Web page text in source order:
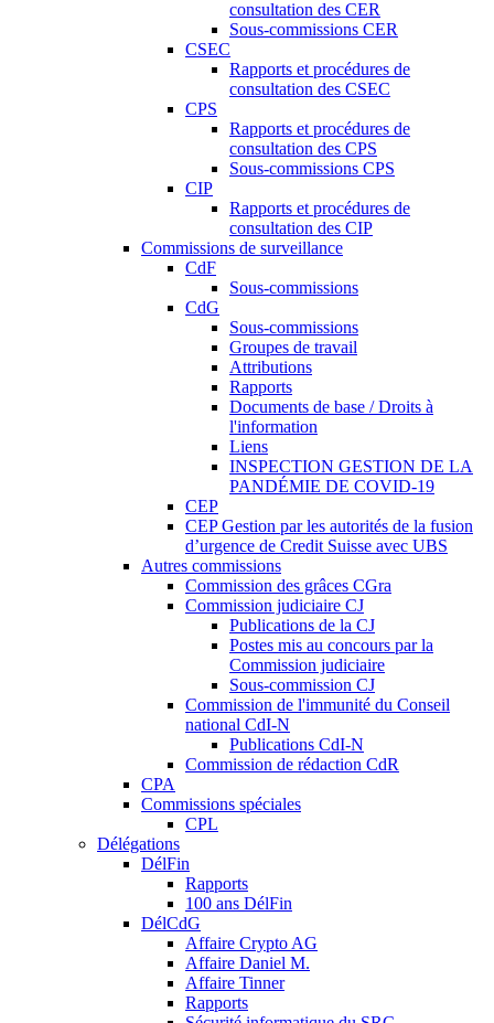
consultation des CER
Sous-commissions CER
CSEC
Rapports et procédures de
consultation des CSEC
CPS
Rapports et procédures de
consultation des CPS
Sous-commissions CPS
CIP
Rapports et procédures de
consultation des CIP
Commissions de surveillance
CdF
Sous-commissions
CdG
Sous-commissions
Groupes de travail
Attributions
Rapports
Documents de base / Droits à
l'information
Liens
INSPECTION GESTION DE LA
PANDÉMIE DE COVID-19
CEP
CEP Gestion par les autorités de la fusion
d’urgence de Credit Suisse avec UBS
Autres commissions
Commission des grâces CGra
Commission judiciaire CJ
Publications de la CJ
Postes mis au concours par la
Commission judiciaire
Sous-commission CJ
Commission de l'immunité du Conseil
national CdI-N
Publications CdI-N
Commission de rédaction CdR
CPA
Commissions spéciales
CPL
Délégations
DélFin
Rapports
100 ans DélFin
DélCdG
Affaire Crypto AG
Affaire Daniel M.
Affaire Tinner
Rapports